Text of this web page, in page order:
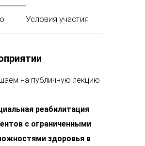
Условия участия
на публичную лекцию
реабилитация
с ограниченными
здоровья в